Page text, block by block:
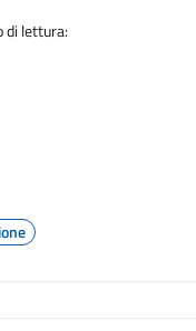
di lettura: